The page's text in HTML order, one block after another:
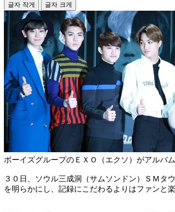
글자 작게 글자 크게
ボーイズグループのＥＸＯ（エクソ）がアルバ
３０日、ソウル三成洞（サムソンドン）ＳＭタ
を明らかにし、記録にこだわるよりはファンと